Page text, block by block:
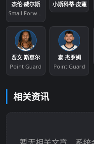
杰伦·威尔斯
Small Forward
小斯科蒂·皮蓬
贾文·斯莫尔
Point Guard
泰·杰罗姆
Point Guard
相关资讯